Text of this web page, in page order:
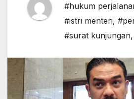
#hukum
#istri menteri,
#surat kunjungan,